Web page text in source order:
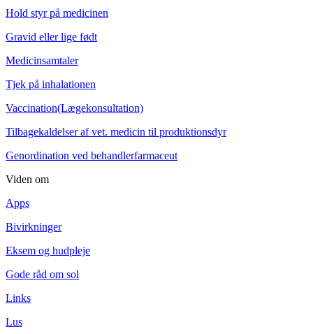
Hold styr på medicinen
Gravid eller lige født
Medicinsamtaler
Tjek på inhalationen
Vaccination(Lægekonsultation)
Tilbagekaldelser af vet. medicin til produktionsdyr
Genordination ved behandlerfarmaceut
Viden om
Apps
Bivirkninger
Eksem og hudpleje
Gode råd om sol
Links
Lus